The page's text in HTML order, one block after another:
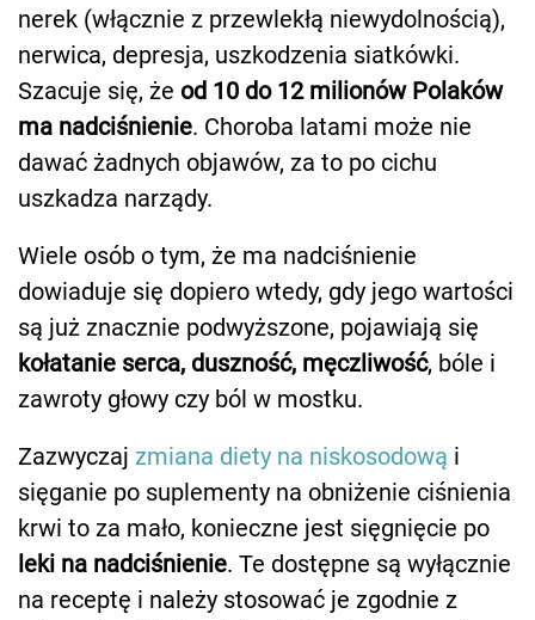
nerek (włącznie z przewlekłą niewydolnością),
nerwica, depresja, uszkodzenia siatkówki.
Szacuje się, że od 10 do 12 milionów Polaków
ma nadciśnienie. Choroba latami może nie
dawać żadnych objawów, za to po cichu
uszkadza narządy.
Wiele osób o tym, że ma nadciśnienie
dowiaduje się dopiero wtedy, gdy jego wartości
są już znacznie podwyższone, pojawiają się
kołatanie serca, duszność, męczliwość, bóle i
zawroty głowy czy ból w mostku.
Zazwyczaj zmiana diety na niskosodową i
sięganie po suplementy na obniżenie ciśnienia
krwi to za mało, konieczne jest sięgnięcie po
leki na nadciśnienie. Te dostępne są wyłącznie
na receptę i należy stosować je zgodnie z